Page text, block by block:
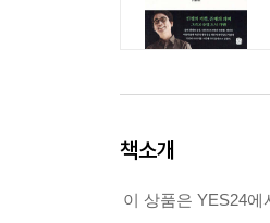
책소개
이 상품은 YES24